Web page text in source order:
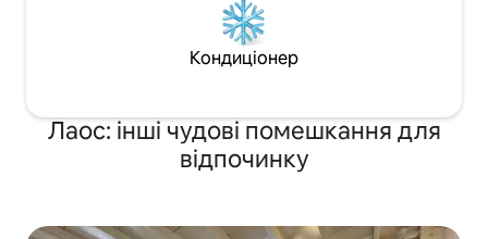
Кондиціонер
Лаос: інші чудові помешкання для
відпочинку